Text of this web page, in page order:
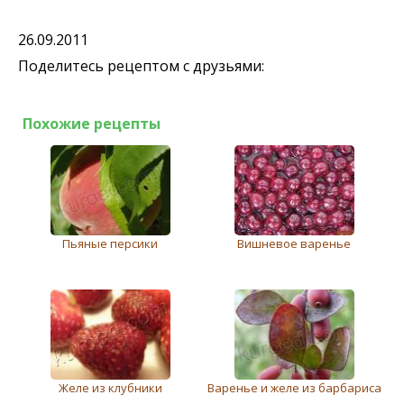
26.09.2011
Поделитесь рецептом с друзьями:
Похожие рецепты
Пьяные персики Вишневое варенье
Желе из клубники Варенье и желе из барбариса